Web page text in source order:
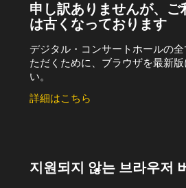
申し訳ありませんが、ご
は古くなっております
デジタル・コンサートホールの
ただくために、ブラウザを最新
い。
詳細はこちら
지원되지 않는 브라우저